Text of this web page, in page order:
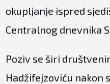
okupljanje ispred
Centralnog dnevnika
Poziv se širi
Hadžifejzoviću nakon